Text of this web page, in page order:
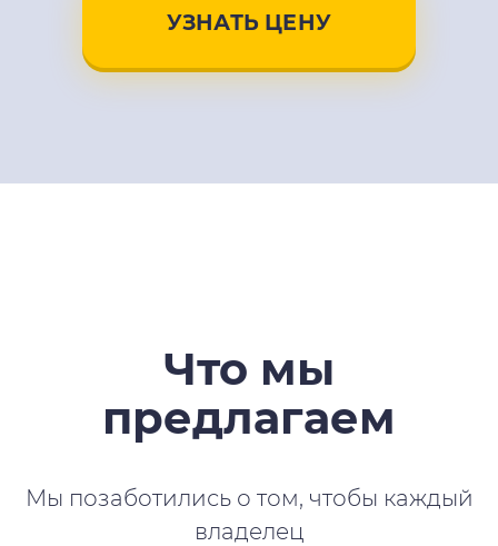
УЗНАТЬ ЦЕНУ
Что мы
предлагаем
Мы позаботились о том, чтобы каждый
владелец